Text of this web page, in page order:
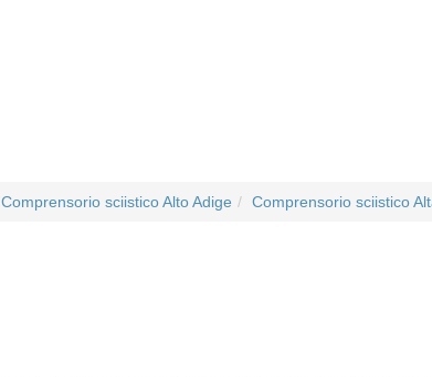
Comprensorio sciistico Alto Adige Comprensorio sciistico